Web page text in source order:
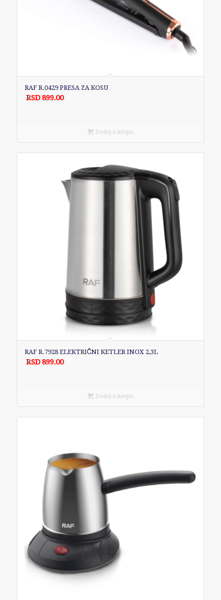
RAF R.0429 PRESA ZA KOSU
RSD899.00
Dodaj u korpu
RAF R.7928 ELEKTRIČNI KETLER INOX 2,3L
RSD899.00
Dodaj u korpu